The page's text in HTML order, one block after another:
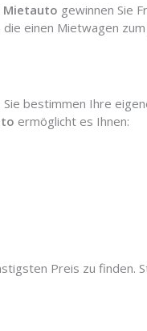
Mietauto gewinnen Sie
einen Mietwagen
bestimmen Ihre
ermöglicht es Ihnen:
Preis zu finden.